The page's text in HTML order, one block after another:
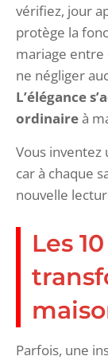
vérifiez, jour
protège la
mariage entre
ne négliger
L’élégance
ordinaireà
Vous inventez
car à chaque
nouvelle
Les
Parfois, une